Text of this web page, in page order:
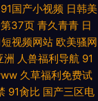
91国产小视频 日韩美
37页 青久青青 日
短视频网站 欧美骚网
洲 人兽福利导航 91
久草福利免费试
91肏比 国产三区电